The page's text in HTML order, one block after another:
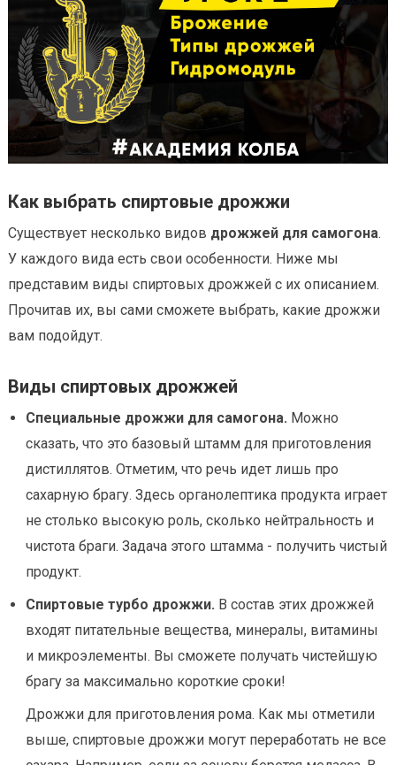
Как выбрать спиртовые дрожжи
Существует несколько видов дрожжей для самогона.
У каждого вида есть свои особенности. Ниже мы
представим виды спиртовых дрожжей с их описанием.
Прочитав их, вы сами сможете выбрать, какие дрожжи
вам подойдут.
Виды спиртовых дрожжей
Специальные дрожжи для самогона. Можно
сказать, что это базовый штамм для приготовления
дистиллятов. Отметим, что речь идет лишь про
сахарную брагу. Здесь органолептика продукта играет
не столько высокую роль, сколько нейтральность и
чистота браги. Задача этого штамма - получить чистый
продукт.
Спиртовые турбо дрожжи. В состав этих дрожжей
входят питательные вещества, минералы, витамины
и микроэлементы. Вы сможете получать чистейшую
брагу за максимально короткие сроки!
Дрожжи для приготовления рома. Как мы отметили
выше, спиртовые дрожжи могут переработать не все